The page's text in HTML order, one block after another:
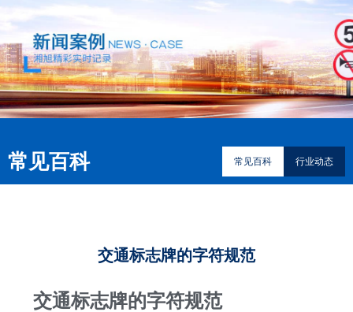
常见百科 常见百科 行业动态
交通标志牌的字符规范
交通标志牌的字符规范